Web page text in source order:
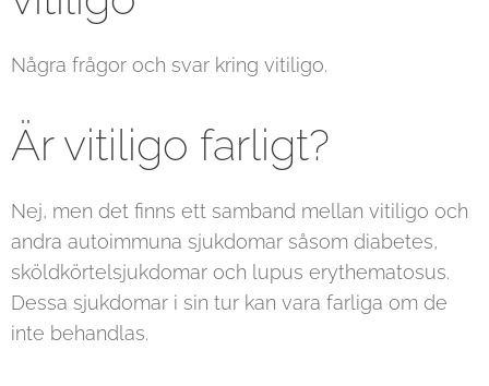
Några frågor och svar kring vitiligo.
Är vitiligo farligt?
Nej, men det finns ett samband mellan vitiligo och
andra autoimmuna sjukdomar såsom diabetes,
sköldkörtelsjukdomar och lupus erythematosus.
Dessa sjukdomar i sin tur kan vara farliga om de
inte behandlas.